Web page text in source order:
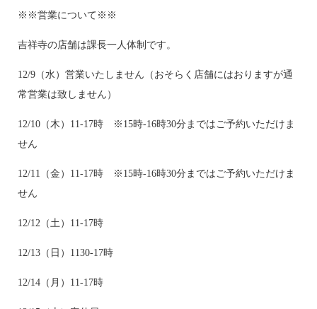
※※営業について※※
吉祥寺の店舗は課長一人体制です。
12/9（水）営業いたしません（おそらく店舗にはおりますが通
常営業は致しません）
12/10（木）11-17時 ※15時-16時30分まではご予約いただけま
せん
12/11（金）11-17時 ※15時-16時30分まではご予約いただけま
せん
12/12（土）11-17時
12/13（日）1130-17時
12/14（月）11-17時